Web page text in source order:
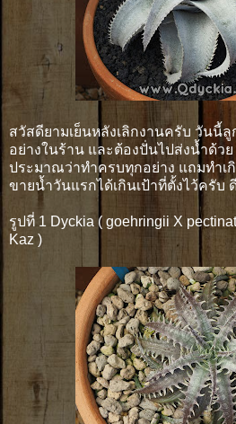
สวัสดียามเย็นหลังเลิกงานครับ วันนี้
อย่างในร้าน และต้องปั่นไปส่งน้ำด้วย
ประมาณว่าทำครบทุกอย่าง แถมทำเ
ขายน้ำวันแรกได้เกินเป้าที่ตั้งไว้ครับ
รูปที่ 1 Dyckia ( goehringii X
Kaz )